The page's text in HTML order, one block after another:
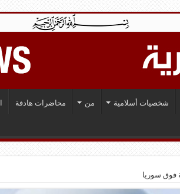
شخصيات أسلامية من محاضرات هادفة